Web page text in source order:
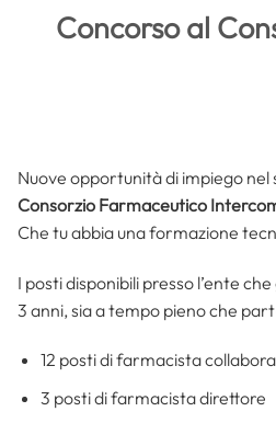
Concorso al
Nuove opportunità di impiego
Consorzio Farmaceutico
Che tu abbia una formazione
I posti disponibili presso l’ente
3 anni, sia a tempo pieno che
12 posti di farmacista
3 posti di farmacista direttore